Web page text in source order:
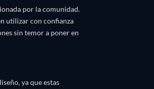
por la comunidad.
utilizar con confianza
sin temor a poner en
ya que estas